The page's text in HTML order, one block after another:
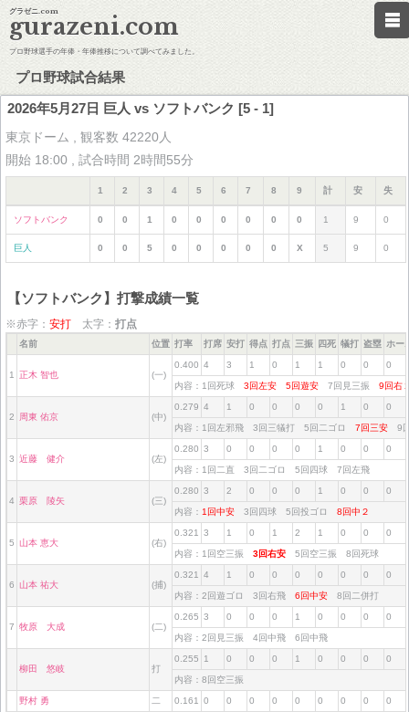
グラゼニ.com
gurazeni.com
プロ野球選手の年俸・年俸推移について調べてみました。
プロ野球試合結果
2026年5月27日 巨人 vs ソフトバンク [5 - 1]
東京ドーム , 観客数 42220人
開始 18:00 , 試合時間 2時間55分
1 2 3 4 5 6 7 8 9 計 安 失
ソフトバンク 0 0 1 0 0 0 0 0 0 1 9 0
巨人 0 0 5 0 0 0 0 0 X 5 9 0
【ソフトバンク】打撃成績一覧
※赤字： 安打 太字： 打点
名前 位置 打率 打席 安打 得点 打点 三振 四死 犠打 盗塁 ホー
1 正木 智也 (一)
0.400 4 3 1 0 1 1 0 0 0
内容：1回死球 3回左安 5回遊安 7回見三振 9回
2 周東 佑京 (中)
0.279 4 1 0 0 0 0 1 0 0
内容：1回左邪飛 3回三犠打 5回二ゴロ 7回三安 9
3 近藤 健介 (左)
0.280 3 0 0 0 0 1 0 0 0
内容：1回二直 3回二ゴロ 5回四球 7回左飛
4 栗原 陵矢 (三)
0.280 3 2 0 0 0 1 0 0 0
内容： 1回中安 3回四球 5回投ゴロ 8回中２
5 山本 恵大 (右)
0.321 3 1 0 1 2 1 0 0 0
内容：1回空三振 3回右安 5回空三振 8回死球
6 山本 祐大 (捕)
0.321 4 1 0 0 0 0 0 0 0
内容：2回遊ゴロ 3回右飛 6回中安 8回二併打
7 牧原 大成 (二)
0.265 3 0 0 0 1 0 0 0 0
内容：2回見三振 4回中飛 6回中飛
柳田 悠岐 打
0.255 1 0 0 0 1 0 0 0 0
内容：8回空三振
野村 勇 二 0.161 0 0 0 0 0 0 0 0 0